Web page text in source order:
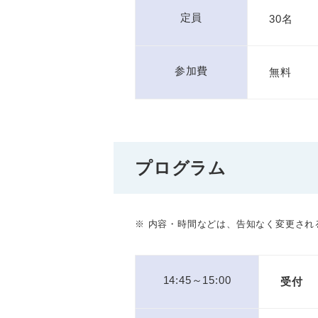
定員 30名
参加費 無料
プログラム
※ 内容・時間などは、告知なく変更され
14:45～15:00 受付